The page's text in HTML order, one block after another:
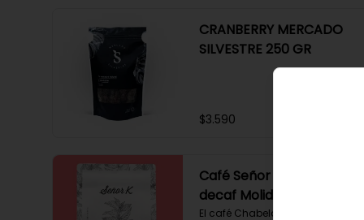
CRANBERRY MERCADO
SILVESTRE 250 GR
$3.590
Café Señor K Chabela
decaf Molido 250 gr
El café Chabela proveniente de